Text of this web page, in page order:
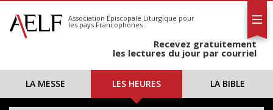
S'abonner
Calendrier
Association Épiscopale Liturgique pour
les pays Francophones
Recevez gratuitement
les lectures du jour par courriel
LA MESSE LES HEURES LA BIBLE